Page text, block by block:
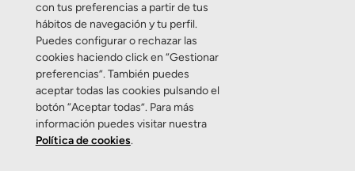
Etiqueta:lentillas
Lentes de contacto Productos
Salud Visual
Sin categoría
Zamarripa Ópticos
con tus preferencias a partir de tus
hábitos de navegación y tu perfil.
Puedes configurar o rechazar las
cookies haciendo click en “Gestionar
preferencias”. También puedes
aceptar todas las cookies pulsando el
botón “Aceptar todas”. Para más
información puedes visitar nuestra
Política de cookies.